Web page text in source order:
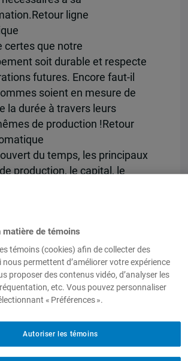
ligne
certes que notre
soit durable et respecte
futures. Encore faut-il
soient en mesure de
la durée à travers leurs
de production !Retour
du temps, les principaux
production, le capital, le
transformés : pour durer,
à la maintenance, en même
la technique nous sert
protectrice. L’économie
à sa dimension
politique la plus haute et la
matière de témoins
témoins (cookies) afin de collecter des
permettent d’améliorer votre expérience
proposer des contenus vidéo, d’analyser les
etc. Vous pouvez personnaliser
« Préférences ».
Autoriser les témoins